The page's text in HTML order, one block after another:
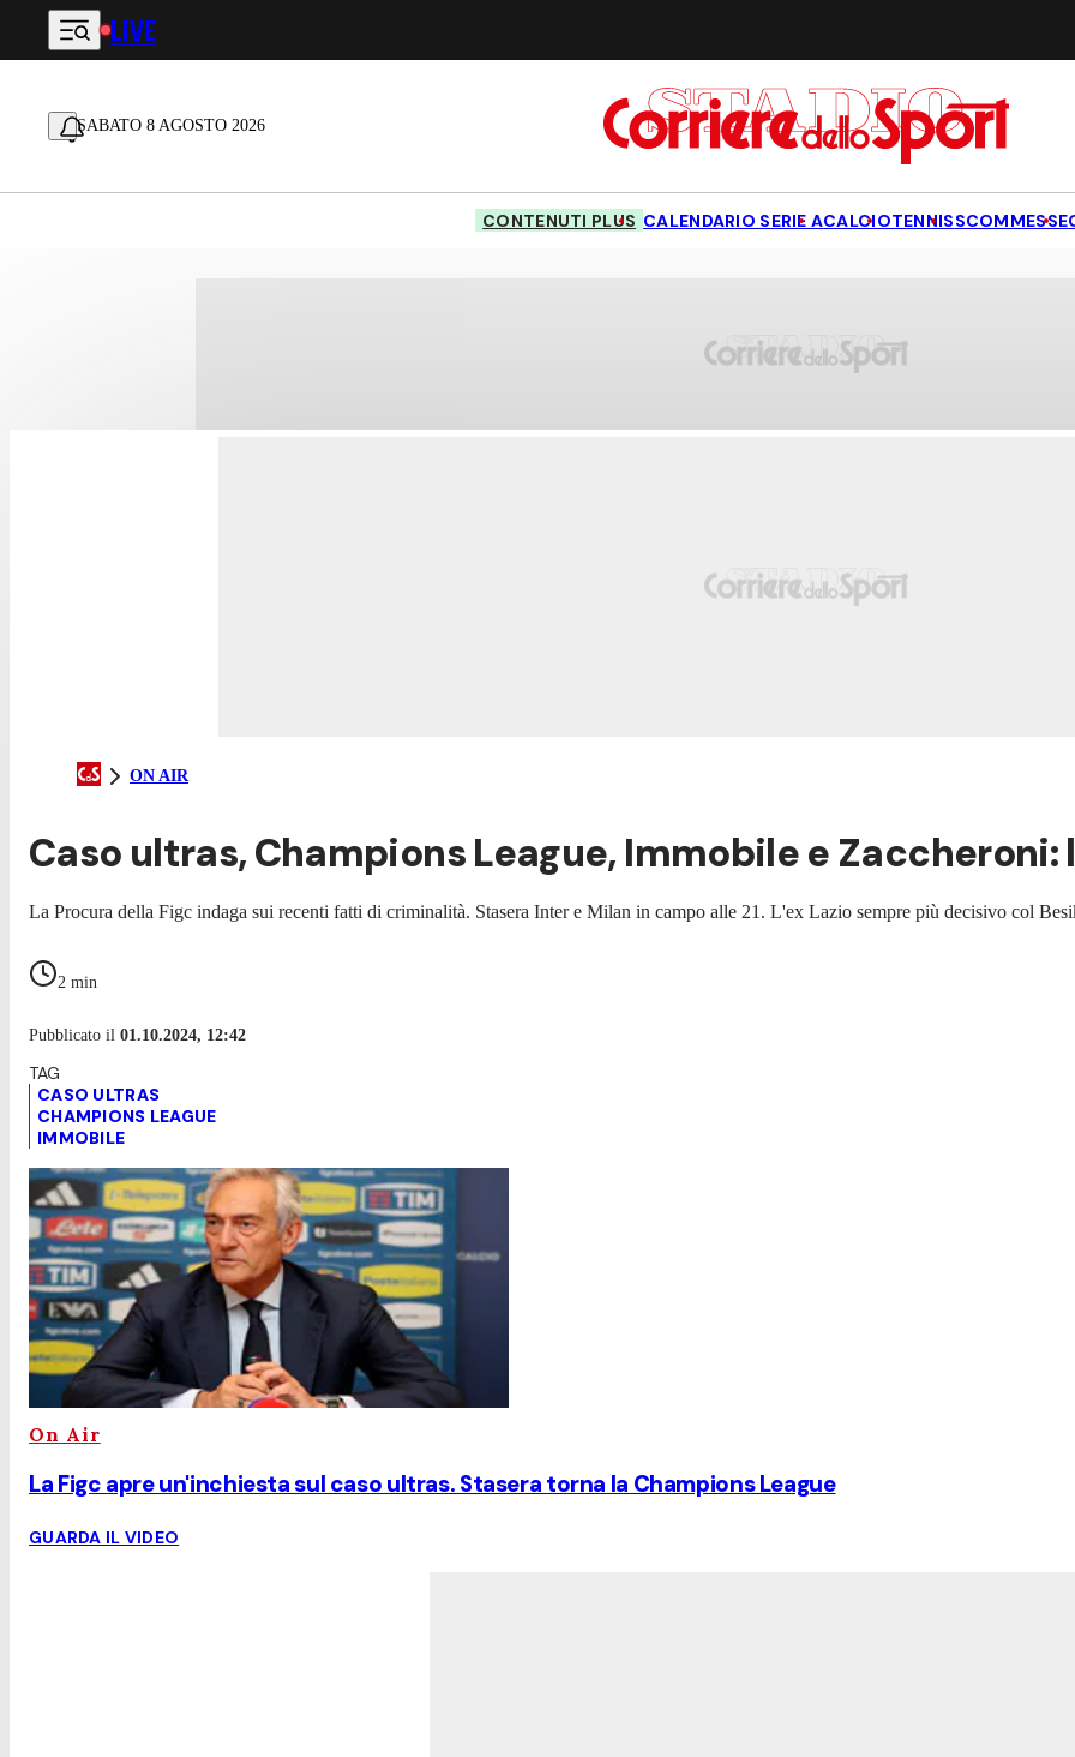
Vai al contenuto principale
LIVE
SABATO 8 AGOSTO 2026
CONTENUTI PLUS CALENDARIO SERIE ACALCIOTENNISSCOMMESSE
ON AIR
Caso ultras, Champions League, Immobile e
La Procura della Figc indaga sui recenti fatti di criminalità. Stasera Inter e Milan in campo alle 21. L'ex Lazio sempre più decisivo col
2 min
Pubblicato il 01.10.2024, 12:42
CASO ULTRAS
CHAMPIONS LEAGUE
IMMOBILE
On Air
La Figc apre un'inchiesta sul caso ultras. Stasera torna la Champions League
GUARDA IL VIDEO